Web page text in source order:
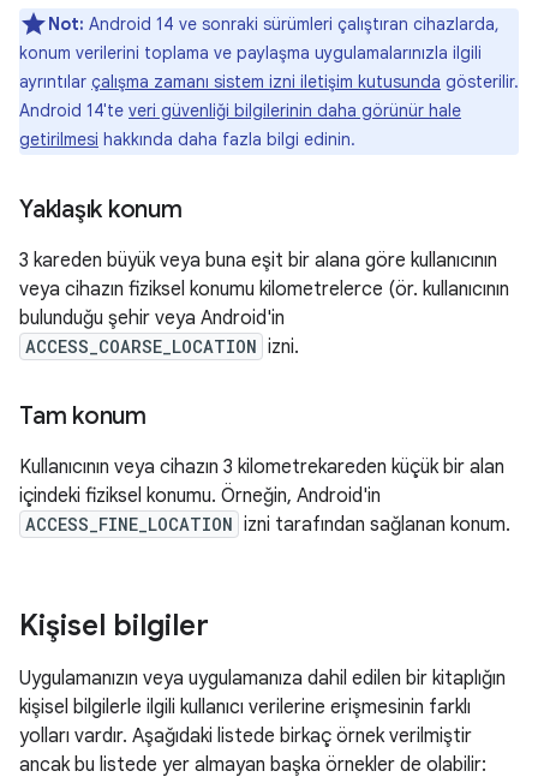
Not: Android 14 ve sonraki sürümleri çalıştıran cihazlarda,
konum verilerini toplama ve paylaşma uygulamalarınızla ilgili
ayrıntılar çalışma zamanı sistem izni iletişim kutusunda gösterilir.
Android 14'te veri güvenliği bilgilerinin daha görünür hale
getirilmesi hakkında daha fazla bilgi edinin.
Yaklaşık konum
3 kareden büyük veya buna eşit bir alana göre kullanıcının
veya cihazın fiziksel konumu kilometrelerce (ör. kullanıcının
bulunduğu şehir veya Android'in
ACCESS_COARSE_LOCATION izni.
Tam konum
Kullanıcının veya cihazın 3 kilometrekareden küçük bir alan
içindeki fiziksel konumu. Örneğin, Android'in
ACCESS_FINE_LOCATION izni tarafından sağlanan konum.
Kişisel bilgiler
Uygulamanızın veya uygulamanıza dahil edilen bir kitaplığın
kişisel bilgilerle ilgili kullanıcı verilerine erişmesinin farklı
yolları vardır. Aşağıdaki listede birkaç örnek verilmiştir
ancak bu listede yer almayan başka örnekler de olabilir: